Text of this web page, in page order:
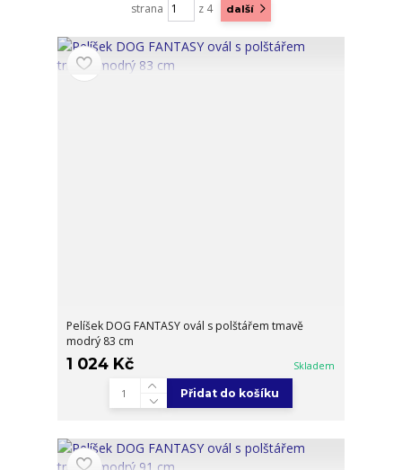
strana
z 4 další
Pelíšek DOG FANTASY ovál s polštářem tmavě
modrý 83 cm
1 024 Kč Skladem
Přidat do košíku